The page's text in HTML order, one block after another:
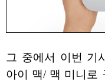
그 중에서 이번 기
아이 맥/ 맥 미니로